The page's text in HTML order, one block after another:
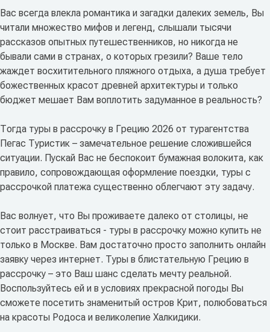
Вас всегда влекла романтика и загадки далеких земель, Вы
читали множество мифов и легенд, слышали тысячи
рассказов опытных путешественников, но никогда не
бывали сами в странах, о которых грезили? Ваше тело
жаждет восхитительного пляжного отдыха, а душа требует
божественных красот древней архитектуры и только
бюджет мешает Вам воплотить задуманное в реальность?
Тогда туры в рассрочку в Грецию 2026 от турагентства
Пегас Туристик – замечательное решение сложившейся
ситуации. Пускай Вас не беспокоит бумажная волокита, как
правило, сопровождающая оформление поездки, туры с
рассрочкой платежа существенно облегчают эту задачу.
Вас волнует, что Вы проживаете далеко от столицы, не
стоит расстраиваться - туры в рассрочку можно купить не
только в Москве. Вам достаточно просто заполнить онлайн
заявку через интернет. Туры в блистательную Грецию в
рассрочку – это Ваш шанс сделать мечту реальной.
Воспользуйтесь ей и в условиях прекрасной погоды Вы
сможете посетить знаменитый остров Крит, полюбоваться
на красоты Родоса и великолепие Халкидики.